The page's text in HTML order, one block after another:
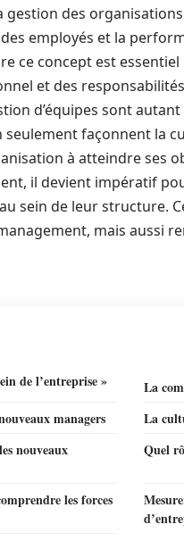
des
employés et la
ce concept est
et des
d’équipes sont
seulement façonnent la
à atteindre ses
il devient impératif
sein de leur structure.
mais aussi
de l’entreprise »
La
managers
La
nouveaux
Quel
les forces